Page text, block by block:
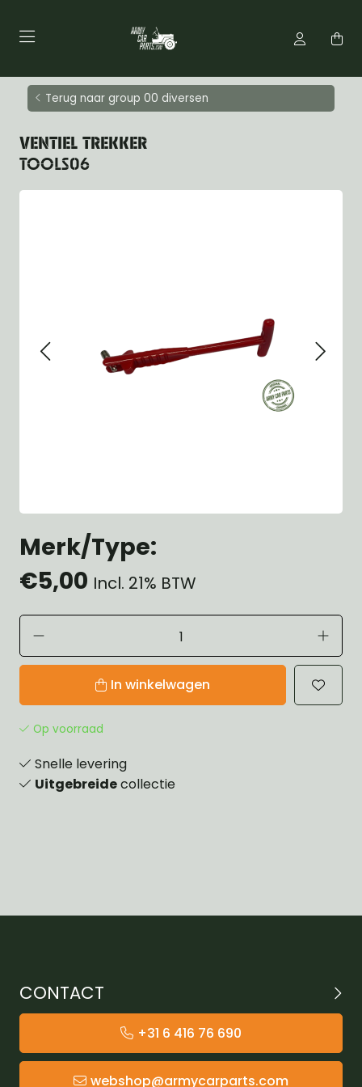
Terug naar group 00 diversen
VENTIEL TREKKER
TOOLS06
Merk/Type:
€5,00 Incl. 21% BTW
In winkelwagen
Op voorraad
Snelle levering
Uitgebreidecollectie
CONTACT
+31 6 416 76 690
webshop@armycarparts.com